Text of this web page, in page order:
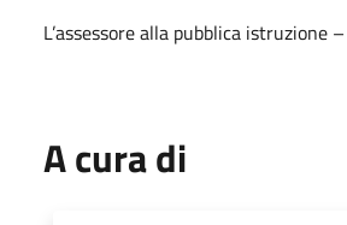
L’assessore alla pubblica istruzione
A cura di